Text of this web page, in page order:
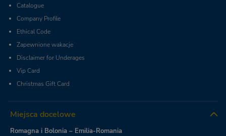
Catalogue
Company Profile
Ethical Code
Zapewnione wakacje
Disclaimer for Underages
Vip Card
Christmas Gift Card
Miejsca docelowe
Romagna i Bolonia – Emilia-Romania